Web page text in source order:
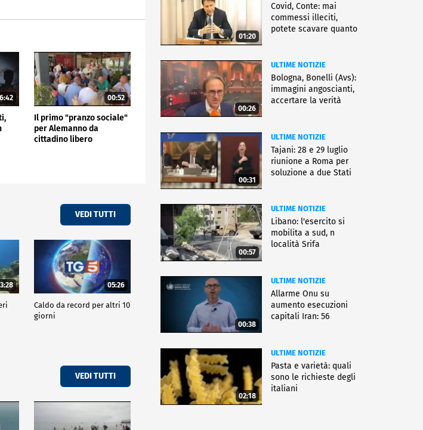
00:52
Il primo "pranzo sociale"
per Alemanno da
cittadino libero
VEDI TUTTI
05:26
Caldo da record per altri 10
giorni
VEDI TUTTI
01:20
Covid, Conte: mai
commessi illeciti,
potete scavare quanto
00:26
ULTIME NOTIZIE
Bologna, Bonelli (Avs):
immagini angoscianti,
accertare la verità
00:31
ULTIME NOTIZIE
Tajani: 28 e 29 luglio
riunione a Roma per
soluzione a due Stati
00:57
ULTIME NOTIZIE
Libano: l'esercito si
mobilita a sud, n
località Srifa
00:38
ULTIME NOTIZIE
Allarme Onu su
aumento esecuzioni
capitali Iran: 56
02:18
ULTIME NOTIZIE
Pasta e varietà: quali
sono le richieste degli
italiani